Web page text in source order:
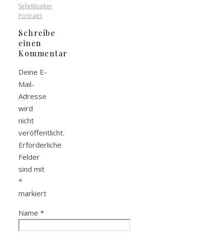
SelleMusiker
Portraits
Schreibe
einen
Kommentar
Deine E-
Mail-
Adresse
wird
nicht
veröffentlicht.
Erforderliche
Felder
sind mit
*
markiert
Name *